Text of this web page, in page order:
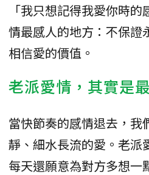
「我只想記得我愛你時
情最感人的地方：不保證
相信愛的價值。
老派愛情，其實是
當快節奏的感情退去，我
靜、細水長流的愛。老派
每天還願意為對方多想一